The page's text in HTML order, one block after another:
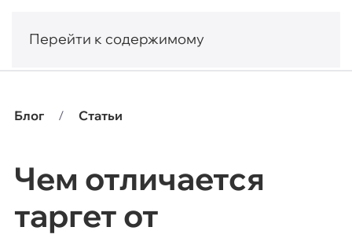
Перейти к содержимому
Блог Статьи
Чем отличается
таргет от